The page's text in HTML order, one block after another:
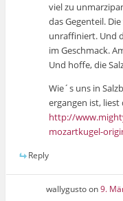
viel zu
das Gegenteil.
unraffiniert. Und
im Geschmack.
Und hoffe, die
Wie´s uns in
ergangen ist,
http://
mozartkugel-
Reply
wallygustoon9.